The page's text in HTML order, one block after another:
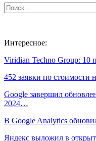
Интересное:
Viridian Techno Group: 10
452 заявки по
Google завершил
2024…
В Google Analytics
Яндекс выложил в